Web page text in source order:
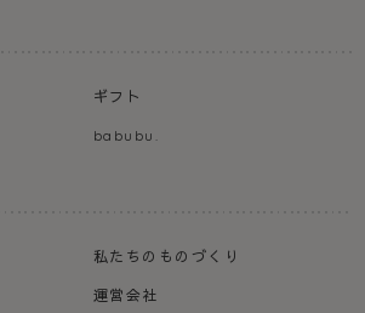
ギフト
babubu.
私たちのものづくり
運営会社